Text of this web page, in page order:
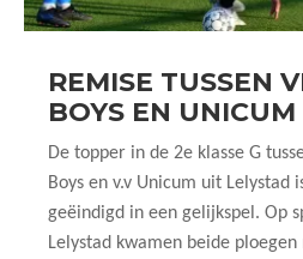
REMISE TUSSEN
BOYS EN UNICUM
De topper in de 2e klasse G
Boys en v.v Unicum uit Lelystad
geëindigd in een gelijkspel. Op
Lelystad kwamen beide